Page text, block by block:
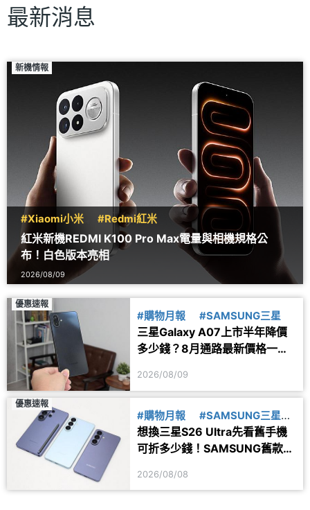
最新消息
新機情報
#Xiaomi小米 #Redmi紅米
紅米新機REDMI K100 Pro Max電量與相機規格公
布！白色版本亮相
2026/08/09
優惠速報
#購物月報 #SAMSUNG三星
三星Galaxy A07上市半年降價
多少錢？8月通路最新價格一次
2026/08/09
優惠速報
#購物月報
#SAMSUNG三星
#舊換新
想換三星S26 Ultra先看舊手機
可折多少錢！SAMSUNG舊款旗
2026/08/08